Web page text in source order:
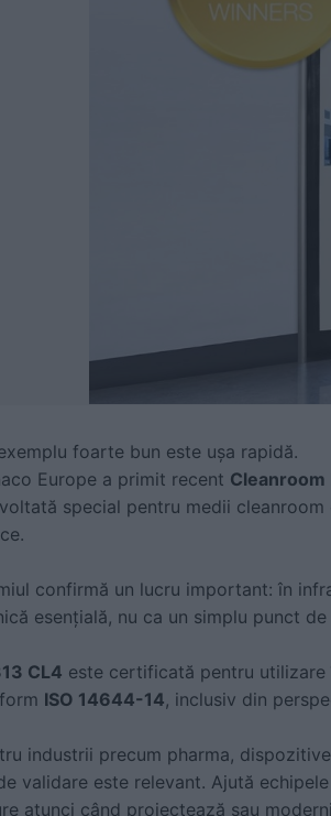
foarte bun este ușa rapidă.
Europe a primit recent Cleanroom
special pentru medii
confirmă un lucru important: în
esențială, nu ca un simplu punct
CL4 este certificată pentru utilizare
ISO 14644-14, inclusiv din
industrii precum pharma,
validare este relevant. Ajută
atunci când proiectează sau